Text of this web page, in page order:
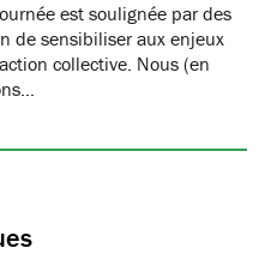
est soulignée par des
de sensibiliser aux enjeux
collective. Nous (en